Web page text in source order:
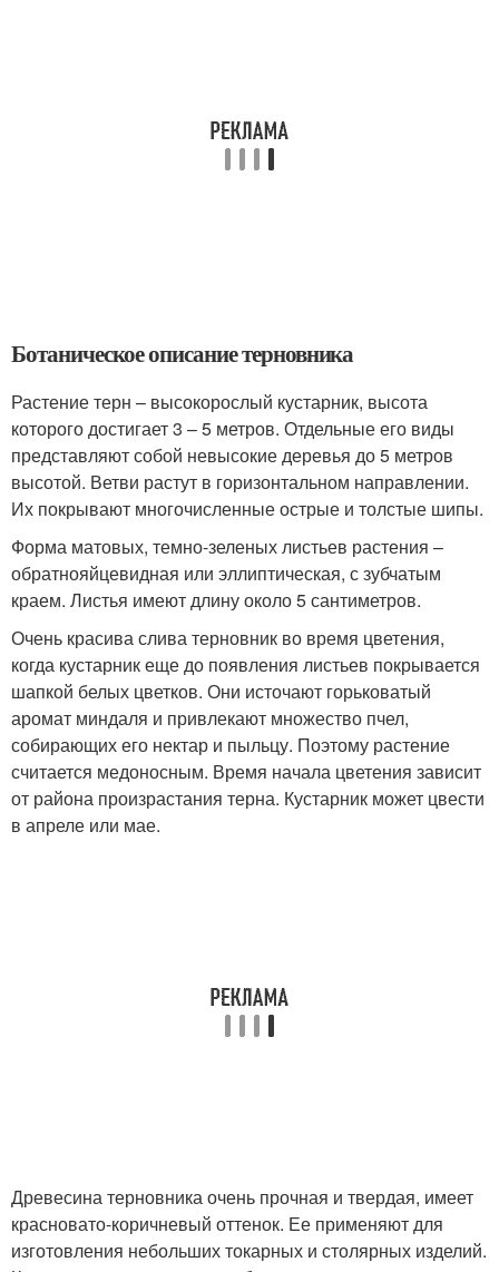
Ботаническое описание терновника
Растение терн – высокорослый кустарник, высота
которого достигает 3 – 5 метров. Отдельные его виды
представляют собой невысокие деревья до 5 метров
высотой. Ветви растут в горизонтальном направлении.
Их покрывают многочисленные острые и толстые шипы.
Форма матовых, темно-зеленых листьев растения –
обратнояйцевидная или эллиптическая, с зубчатым
краем. Листья имеют длину около 5 сантиметров.
Очень красива слива терновник во время цветения,
когда кустарник еще до появления листьев покрывается
шапкой белых цветков. Они источают горьковатый
аромат миндаля и привлекают множество пчел,
собирающих его нектар и пыльцу. Поэтому растение
считается медоносным. Время начала цветения зависит
от района произрастания терна. Кустарник может цвести
в апреле или мае.
Древесина терновника очень прочная и твердая, имеет
красновато-коричневый оттенок. Ее применяют для
изготовления небольших токарных и столярных изделий.